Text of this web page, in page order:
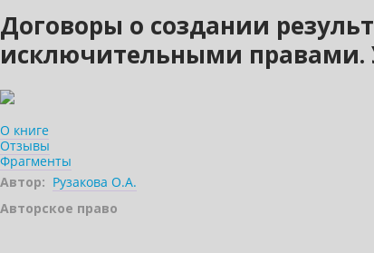
Договоры о создании
исключительными правами.
О книге
Отзывы
Фрагменты
Автор: Рузакова О.А.
Авторское право